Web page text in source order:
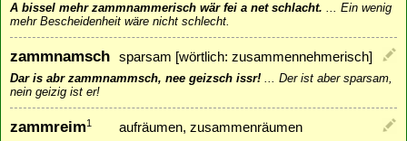
A bissel mehr zammnammerisch wär fei a net schlacht. ... Ein wenig
mehr Bescheidenheit wäre nicht schlecht.
zammnamsch sparsam [wörtlich: zusammennehmerisch]
Dar is abr zammnammsch, nee geizsch issr! ... Der ist aber sparsam,
nein geizig ist er!
zammreim1 aufräumen, zusammenräumen